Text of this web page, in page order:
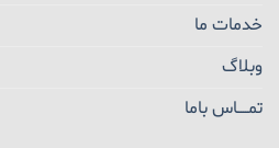
خدمات ما
وبلاگ
تمـــــاس باما